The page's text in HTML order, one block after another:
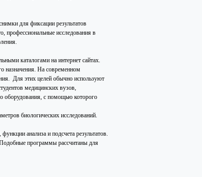
для фиксации результатов
профессиональные исследования в
каталогами на интернет сайтах.
назначения. На современном
Для этих целей обычно используют
медицинских вузов,
оборудования, с помощью которого
биологических исследований.
анализа и подсчета результатов.
Подобные программы рассчитаны для